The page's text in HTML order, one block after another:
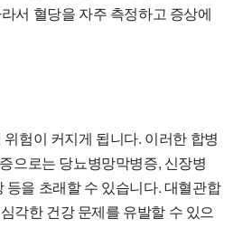
서 혈당을 자주 측정하고 증상에
험이 커지게 됩니다. 이러한 합병
으로는 당뇨병망막병증, 신장병
등을 초래할 수 있습니다. 대혈관합
각한 건강 문제를 유발할 수 있으